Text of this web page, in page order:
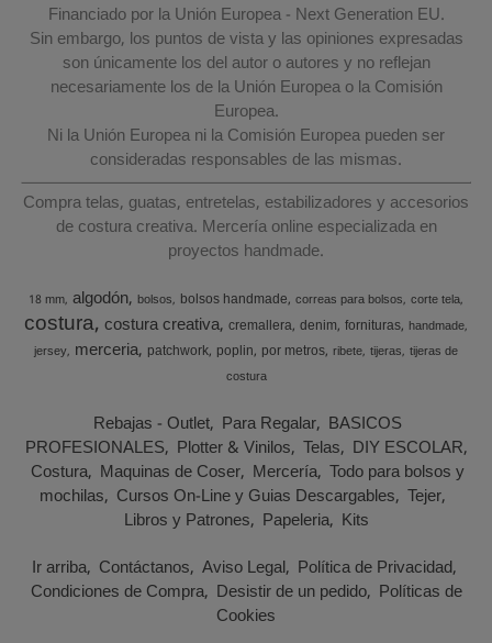
Financiado por la Unión Europea - Next Generation EU.
Sin embargo, los puntos de vista y las opiniones expresadas
son únicamente los del autor o autores y no reflejan
necesariamente los de la Unión Europea o la Comisión
Europea.
Ni la Unión Europea ni la Comisión Europea pueden ser
consideradas responsables de las mismas.
Compra telas, guatas, entretelas, estabilizadores y accesorios
de costura creativa. Mercería online especializada en
proyectos handmade.
18 mm algodón bolsos bolsos handmade correas para bolsos corte tela
costura costura creativa cremallera denim fornituras handmade
jersey merceria patchwork poplin por metros ribete tijeras tijeras de
costura
Rebajas - Outlet Para Regalar BASICOS
PROFESIONALES Plotter & Vinilos Telas DIY ESCOLAR
Costura Maquinas de Coser Mercería Todo para bolsos y
mochilas Cursos On-Line y Guias Descargables Tejer
Libros y Patrones Papeleria Kits
Ir arriba Contáctanos Aviso Legal Política de Privacidad
Condiciones de Compra Desistir de un pedido Políticas de
Cookies